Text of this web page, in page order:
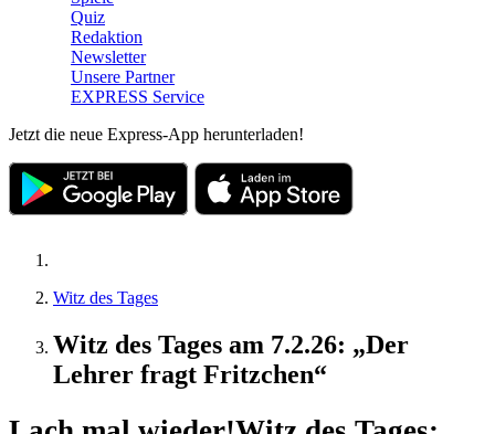
Quiz
Redaktion
Newsletter
Unsere Partner
EXPRESS Service
Jetzt die neue Express-App herunterladen!
Witz des Tages
Witz des Tages am 7.2.26: „Der
Lehrer fragt Fritzchen“